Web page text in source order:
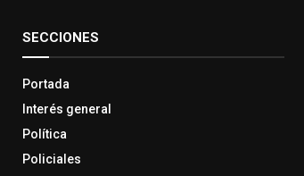
SECCIONES
Portada
Interés general
Política
Policiales